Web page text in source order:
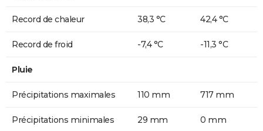
Record de chaleur 38,3 °C 42,4 °C
Record de froid -7,4 °C -11,3 °C
Pluie
Précipitations maximales 110 mm 717 mm
Précipitations minimales 29 mm 0 mm